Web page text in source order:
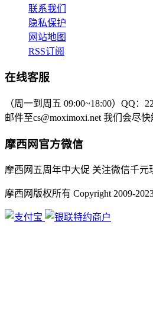
联系我们
隐私保护
网站地图
RSS订阅
在线客服
（周一到周五 09:00~18:00） QQ：
邮件至cs@moximoxi.net 我们会尽快
摩西网官方微信
摩西网五周年中大促 关注微信千元
摩西网版权所有 Copyright 2009-